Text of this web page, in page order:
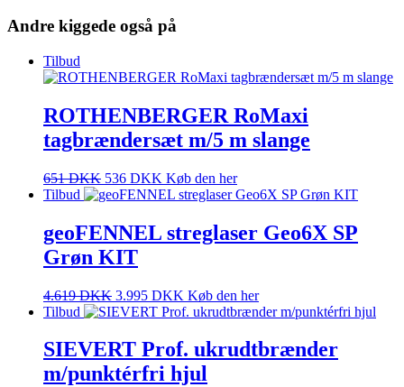
Andre kiggede også på
Tilbud
ROTHENBERGER RoMaxi
tagbrændersæt m/5 m slange
651DKK 536 DKK Køb den her
Tilbud
geoFENNEL streglaser Geo6X SP
Grøn KIT
4.619DKK 3.995 DKK Køb den her
Tilbud
SIEVERT Prof. ukrudtbrænder
m/punktérfri hjul